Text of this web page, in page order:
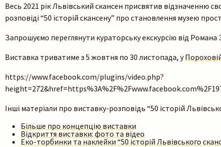
Весь 2021 рік Львівський скансен присвятив відзначенню
розповіді “50 історій скансену” про становлення музею
Запрошуємо переглянути кураторську екскурсію від Романа
Виставка триватиме з 5 жовтня по 30 листопада, у
https://www.facebook.com/plugins/video.php?
Інші матеріали про виставку-розповідь “50 історій
Більше про концепцію виставки
Відкриття виставки: фото та відео
Еко-торбинки та наклейки “50 історій Львівського